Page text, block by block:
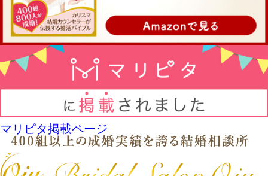
マリピタ掲載ページ